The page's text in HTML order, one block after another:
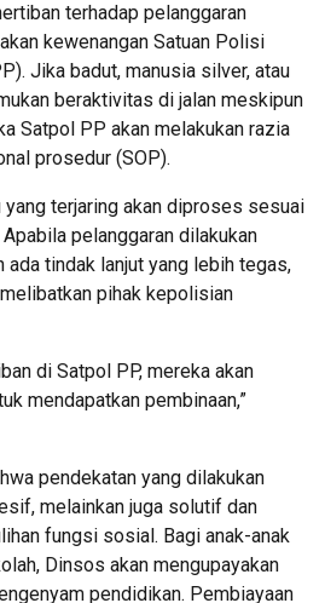
terhadap pelanggaran
kewenangan Satuan Polisi
Jika badut, manusia silver, atau
beraktivitas di jalan meskipun
Satpol PP akan melakukan razia
prosedur (SOP).
terjaring akan diproses sesuai
pelanggaran dilakukan
ada tindak lanjut yang lebih tegas,
pihak kepolisian
di Satpol PP, mereka akan
mendapatkan pembinaan,”
pendekatan yang dilakukan
melainkan juga solutif dan
fungsi sosial. Bagi anak-anak
Dinsos akan mengupayakan
pendidikan. Pembiayaan